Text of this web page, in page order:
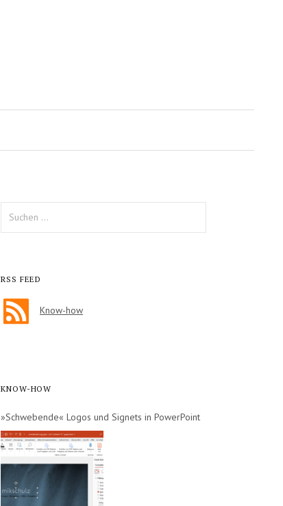
nach:
RSS FEED
Know-how
KNOW-HOW
»Schwebende« Logos und Signets in PowerPoint